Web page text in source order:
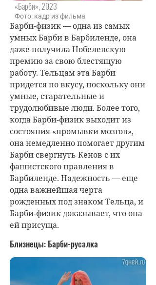
«Барби», 2023
Фото: кадр из фильма
Барби-физик — одна из самых
умных Барби в Барбиленде, она
даже получила Нобелевскую
премию за свою блестящую
работу. Тельцам эта Барби
придется по вкусу, поскольку они
умные, старательные и
трудолюбивые люди. Более того,
когда Барби-физик выходит из
состояния «промывки мозгов»,
она немедленно помогает другим
Барби свергнуть Кенов с их
фашистского правления в
Барбиленде. Надежность — еще
одна важнейшая черта
рожденных под знаком Тельца, и
Барби-физик доказывает, что она
ей присуща.
Близнецы: Барби-русалка